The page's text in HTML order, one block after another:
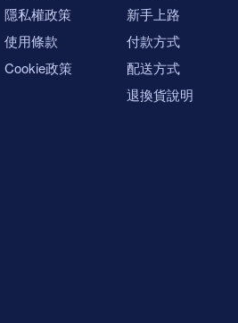
隱私權政策
使用條款
Cookie政策
新手上路
付款方式
配送方式
退換貨說明